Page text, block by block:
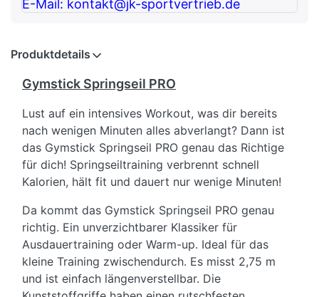
E-Mail: kontakt@jk-sportvertrieb.de
Produktdetails
Gymstick Springseil PRO
Lust auf ein intensives Workout, was dir bereits
nach wenigen Minuten alles abverlangt? Dann ist
das Gymstick Springseil PRO genau das Richtige
für dich! Springseiltraining verbrennt schnell
Kalorien, hält fit und dauert nur wenige Minuten!
Da kommt das Gymstick Springseil PRO genau
richtig. Ein unverzichtbarer Klassiker für
Ausdauertraining oder Warm-up. Ideal für das
kleine Training zwischendurch. Es misst 2,75 m
und ist einfach längenverstellbar. Die